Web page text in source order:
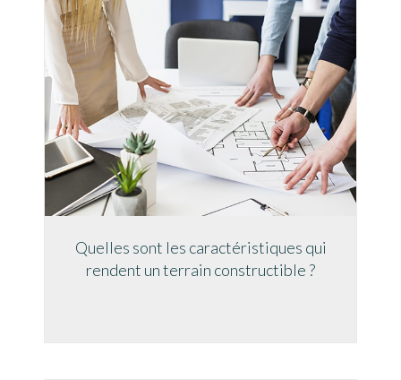
Quelles sont les caractéristiques qui
rendent un terrain constructible ?